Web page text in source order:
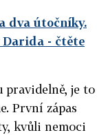
dva útočníky.
Darida - čtěte
pravidelně, je to
První zápas
kvůli nemoci